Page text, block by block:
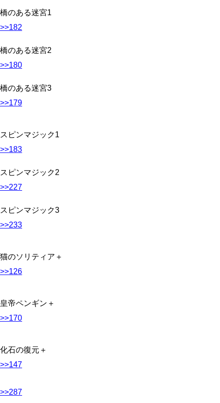
橋のある迷宮1
>>182
橋のある迷宮2
>>180
橋のある迷宮3
>>179
スピンマジック1
>>183
スピンマジック2
>>227
スピンマジック3
>>233
猫のソリティア＋
>>126
皇帝ペンギン＋
>>170
化石の復元＋
>>147
>>287